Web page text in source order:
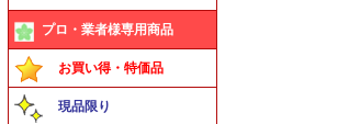
プロ・業者様専用商品
お買い得・特価品
現品限り